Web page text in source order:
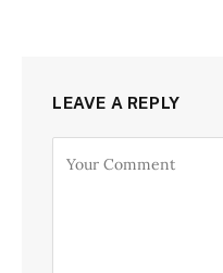
LEAVE A REPLY